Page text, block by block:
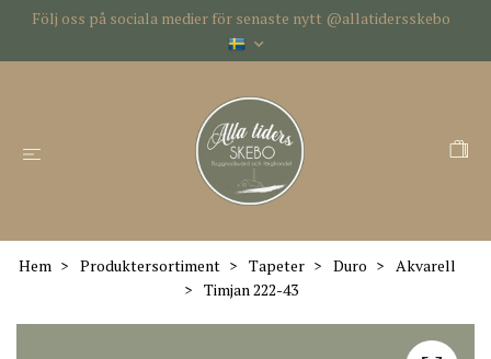
Följ oss på sociala medier för senaste nytt @allatidersskebo
Hem Produktersortiment Tapeter Duro
Akvarell
Timjan 222-43